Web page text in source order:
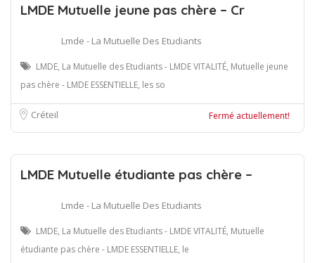
LMDE Mutuelle jeune pas chère – Cr
Lmde - La Mutuelle Des Etudiants
LMDE, La Mutuelle des Etudiants - LMDE VITALITÉ, Mutuelle jeune
pas chère - LMDE ESSENTIELLE, les so
Créteil Fermé actuellement!
LMDE Mutuelle étudiante pas chère –
Lmde - La Mutuelle Des Etudiants
LMDE, La Mutuelle des Etudiants - LMDE VITALITÉ, Mutuelle
étudiante pas chère - LMDE ESSENTIELLE, le